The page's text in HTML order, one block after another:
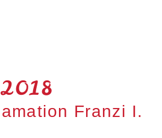
2018
Franzi I.